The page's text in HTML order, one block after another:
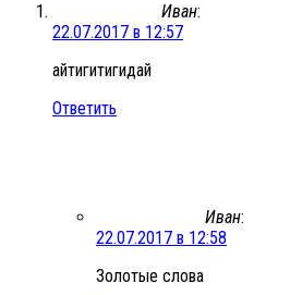
Иван:
22.07.2017 в 12:57
айтигитигидай
Ответить
Иван:
22.07.2017 в 12:58
Золотые слова